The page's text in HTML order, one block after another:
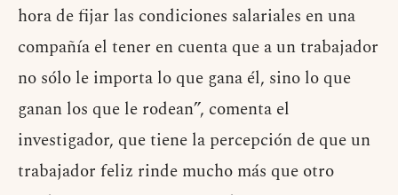
hora de fijar las condiciones salariales en una
compañía el tener en cuenta que a un trabajador
no sólo le importa lo que gana él, sino lo que
ganan los que le rodean”, comenta el
investigador, que tiene la percepción de que un
trabajador feliz rinde mucho más que otro